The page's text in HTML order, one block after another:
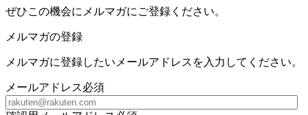
ぜひこの機会にメルマガにご登録ください。
メルマガの登録
メルマガに登録したいメールアドレスを入力してください。
メールアドレス必須